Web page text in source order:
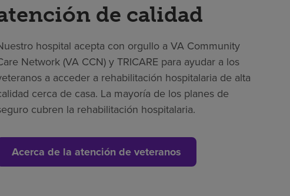
de calidad
hospital acepta con orgullo a VA Community
Network (VA CCN) y TRICARE para ayudar a los
a acceder a rehabilitación hospitalaria de alta
cerca de casa. La mayoría de los planes de
cubren la rehabilitación hospitalaria.
Acerca de la atención de veteranos